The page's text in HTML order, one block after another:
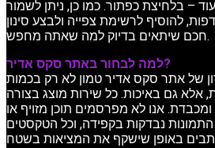
– בלחיצת כפתור. כמו כן, ניתן לשמור
להוסיף לרשימת צפייה ולבצע סינון
חכם שיתאים בדיוק למה שאתה מחפש.
למה לבחור באתר סקס אדיר?
של אתר סקס אדיר טמון לא רק בכמות
אלא גם באיכות. כל שירות מוצג בצורה
אנו לא מפרסמים תוכן מזויף או
נבדקות בקפידה, וכל הטקסטים